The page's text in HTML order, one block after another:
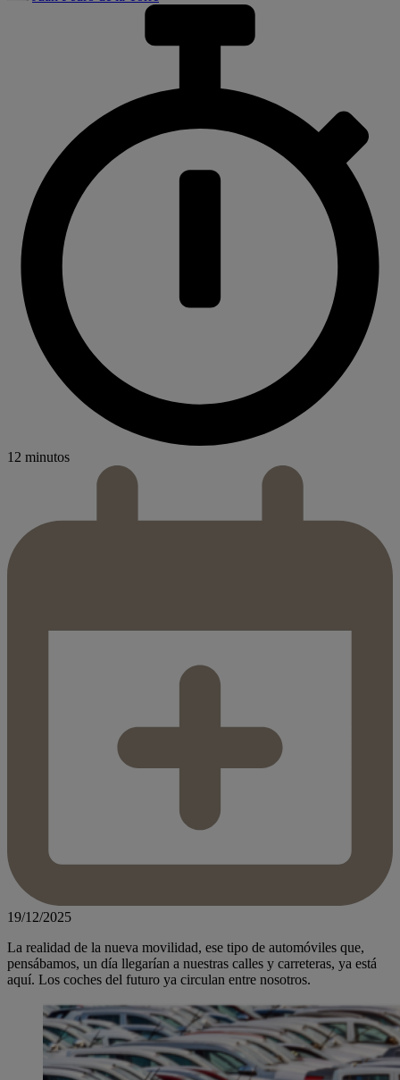
12 minutos
19/12/2025
La realidad de la nueva movilidad, ese tipo de automóviles que,
pensábamos, un día llegarían a nuestras calles y carreteras, ya está
aquí. Los coches del futuro ya circulan entre nosotros.